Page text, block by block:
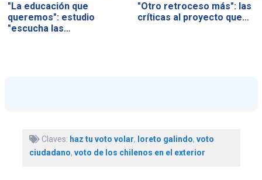
"La educación que
queremos": estudio
"escucha las…
"Otro retroceso más": las
críticas al proyecto que…
Claves: haz tu voto volar, loreto galindo, voto
ciudadano, voto de los chilenos en el exterior